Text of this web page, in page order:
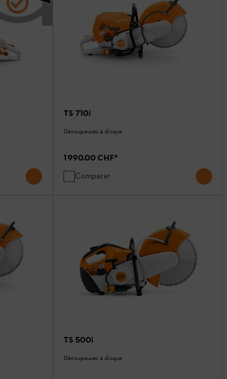
TS 710i
Découpeuses à disque
1 990.00 CHF*
Comparer
TS 500i
Découpeuses à disque